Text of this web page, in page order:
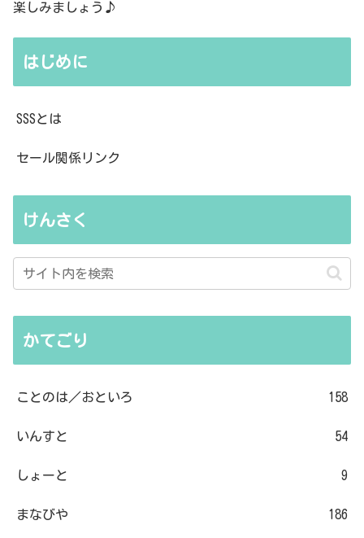
楽しみましょう♪
はじめに
SSSとは
セール関係リンク
けんさく
かてごり
ことのは／おといろ 158
いんすと 54
しょーと 9
まなびや 186